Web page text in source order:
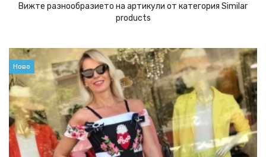
Вижте разнообразието на артикули от категория Similar
products
Ново